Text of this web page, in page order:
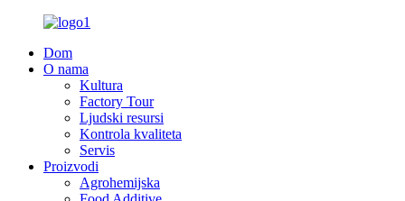
Dom
O nama
Kultura
Factory Tour
Ljudski resursi
Kontrola kvaliteta
Servis
Proizvodi
Agrohemijska